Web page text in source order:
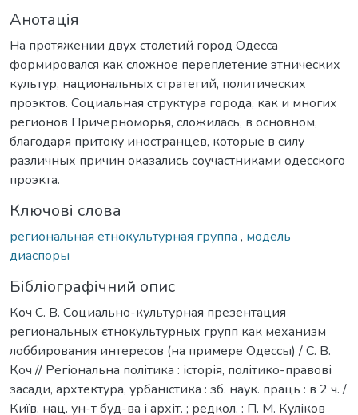
Анотація
На протяжении двух столетий город Одесса
формировался как сложное переплетение этнических
культур, национальных стратегий, политических
проэктов. Социальная структура города, как и многих
регионов Причерноморья, сложилась, в основном,
благодаря притоку иностранцев, которые в силу
различных причин оказались соучастниками одесского
проэкта.
Ключові слова
региональная етнокультурная группа , модель
диаспоры
Бібліографічний опис
Коч С. В. Социально-культурная презентация
региональных єтнокультурных групп как механизм
лоббирования интересов (на примере Одессы) / С. В.
Коч // Регіональна політика : історія, політико-правові
засади, архтектура, урбаністика : зб. наук. праць : в 2 ч. /
Київ. нац. ун-т буд-ва і архіт. ; редкол. : П. М. Куліков